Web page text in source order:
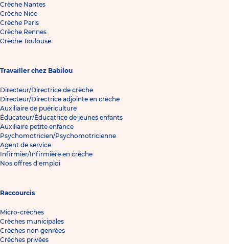
Crèche Nantes
Crèche Nice
Crèche Paris
Crèche Rennes
Crèche Toulouse
Travailler chez Babilou
Directeur/Directrice de crèche
Directeur/Directrice adjointe en crèche
Auxiliaire de puériculture
Éducateur/Éducatrice de jeunes enfants
Auxiliaire petite enfance
Psychomotricien/Psychomotricienne
Agent de service
Infirmier/Infirmière en crèche
Nos offres d'emploi
Raccourcis
Micro-crèches
Crèches municipales
Crèches non genrées
Crèches privées